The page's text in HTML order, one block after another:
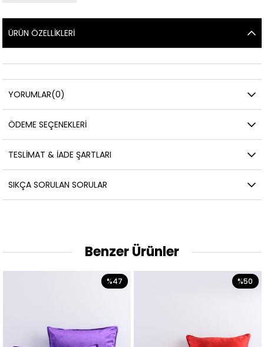
ÜRÜN ÖZELLIKLERI
YORUMLAR(0)
ÖDEME SEÇENEKLERI
TESLIMAT & İADE ŞARTLARI
SIKÇA SORULAN SORULAR
Benzer Ürünler
%47 %50